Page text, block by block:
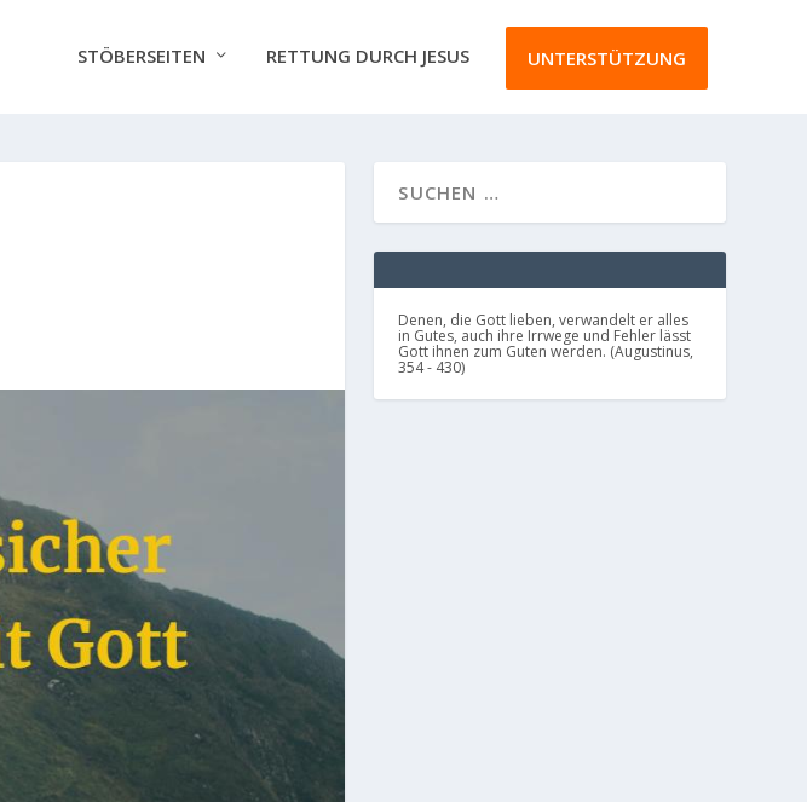
STÖBERSEITEN RETTUNG DURCH JESUS UNTERSTÜTZUNG
Denen, die Gott lieben, verwandelt er alles
in Gutes, auch ihre Irrwege und Fehler lässt
Gott ihnen zum Guten werden. (Augustinus,
354 - 430)